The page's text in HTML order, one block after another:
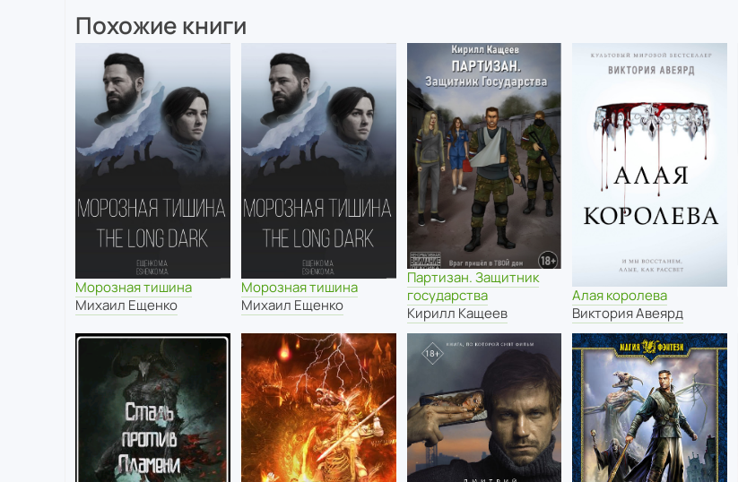
Похожие книги
Морозная тишина
Михаил Ещенко
Морозная тишина
Михаил Ещенко
Партизан. Защитник
государства
Кирилл Кащеев
Алая королева
Виктория Авеярд